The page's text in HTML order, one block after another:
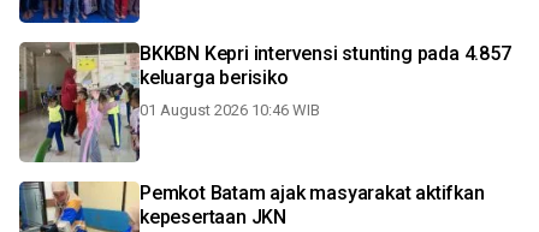
BKKBN Kepri intervensi stunting pada 4.857
keluarga berisiko
01 August 2026 10:46 WIB
Pemkot Batam ajak masyarakat aktifkan
kepesertaan JKN